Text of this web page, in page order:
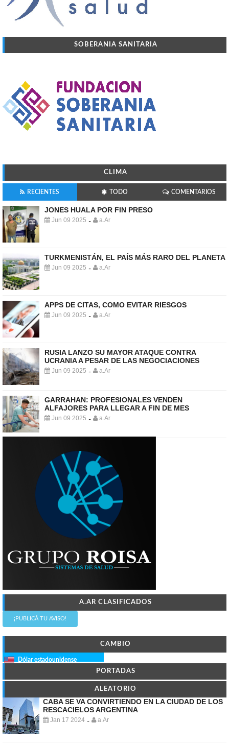
SOBERANIA SANITARIA
CLIMA
RECIENTES TODO COMENTARIOS
JONES HUALA POR FIN PRESO
Jun 09 2025 - a.Ar
TURKMENISTÁN, EL PAÍS MÁS RARO DEL PLANETA
Jun 09 2025 - a.Ar
APPS DE CITAS, COMO EVITAR RIESGOS
Jun 09 2025 - a.Ar
RUSIA LANZO SU MAYOR ATAQUE CONTRA
UCRANIA A PESAR DE LAS NEGOCIACIONES
Jun 09 2025 - a.Ar
GARRAHAN: PROFESIONALES VENDEN
ALFAJORES PARA LLEGAR A FIN DE MES
Jun 09 2025 - a.Ar
A.AR CLASIFICADOS
¡PUBLICÁ TU AVISO!
CAMBIO
Dólar estadounidense
PORTADAS
ALEATORIO
CABA SE VA CONVIRTIENDO EN LA CIUDAD DE LOS
RESCACIELOS ARGENTINA
Jan 17 2024 - a.Ar